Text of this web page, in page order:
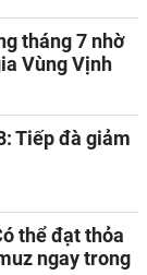
tháng 7 nhờ
Vùng Vịnh
Tiếp đà giảm
thể đạt thỏa
ngay trong